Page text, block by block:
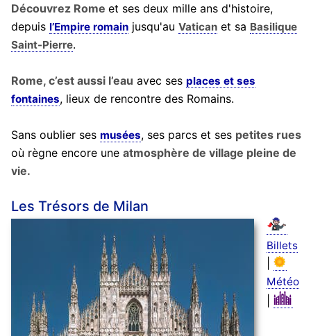
Découvrez Rome et ses deux mille ans d'histoire,
depuis l’Empire romainjusqu'au Vaticanet sa Basilique
Saint-Pierre.
Rome, c’est aussi l’eau avec ses places et ses
fontaines, lieux de rencontre des Romains.
Sans oublier ses musées, ses parcs et ses petites rues
où règne encore une atmosphère de village pleine de
vie.
Les Trésors de Milan
Billets
|
Météo
|